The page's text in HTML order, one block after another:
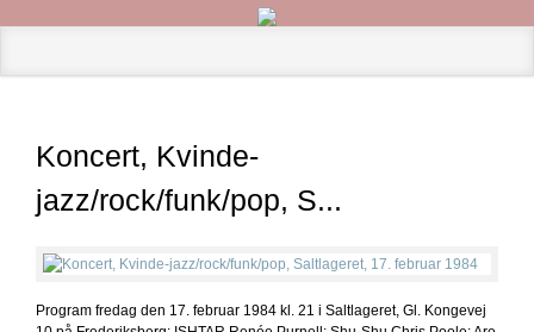
Koncert, Kvinde-
jazz/rock/funk/pop, S...
Program fredag den 17. februar 1984 kl. 21 i Saltlageret, Gl. Kongevej